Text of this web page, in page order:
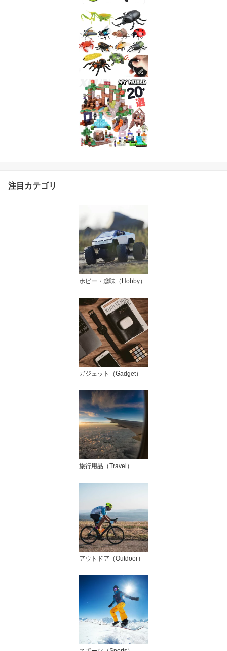
注目カテゴリ
ホビー・趣味（Hobby）
ガジェット（Gadget）
旅行用品（Travel）
アウトドア（Outdoor）